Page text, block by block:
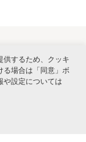
供するため、クッキ
る場合は「同意」ボ
や設定については